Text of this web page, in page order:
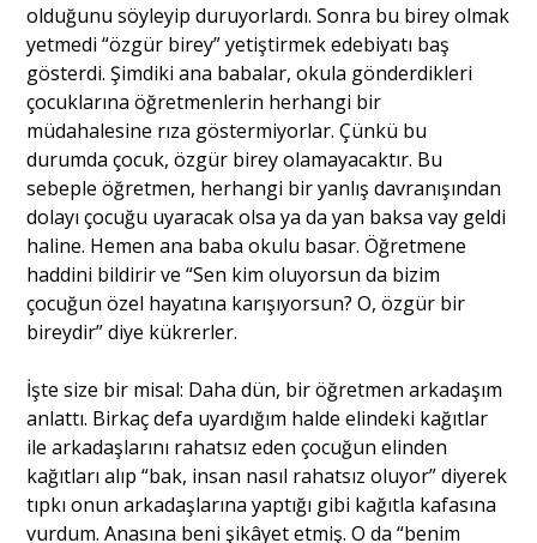
olduğunu söyleyip duruyorlardı. Sonra bu birey olmak
yetmedi “özgür birey” yetiştirmek edebiyatı baş
gösterdi. Şimdiki ana babalar, okula gönderdikleri
çocuklarına öğretmenlerin herhangi bir
müdahalesine rıza göstermiyorlar. Çünkü bu
durumda çocuk, özgür birey olamayacaktır. Bu
sebeple öğretmen, herhangi bir yanlış davranışından
dolayı çocuğu uyaracak olsa ya da yan baksa vay geldi
haline. Hemen ana baba okulu basar. Öğretmene
haddini bildirir ve “Sen kim oluyorsun da bizim
çocuğun özel hayatına karışıyorsun? O, özgür bir
bireydir” diye kükrerler.
İşte size bir misal: Daha dün, bir öğretmen arkadaşım
anlattı. Birkaç defa uyardığım halde elindeki kağıtlar
ile arkadaşlarını rahatsız eden çocuğun elinden
kağıtları alıp “bak, insan nasıl rahatsız oluyor” diyerek
tıpkı onun arkadaşlarına yaptığı gibi kağıtla kafasına
vurdum. Anasına beni şikâyet etmiş. O da “benim